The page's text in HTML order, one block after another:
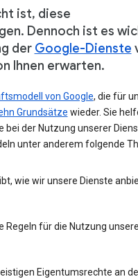
ist, diese
Dennoch ist es
der Google-Dienste
Ihnen erwarten.
von Google, die für
Grundsätze wieder. Sie
bei der Nutzung unserer
unter anderem folgende
wie wir unsere Dienste
Regeln für die Nutzung
Eigentumsrechte an